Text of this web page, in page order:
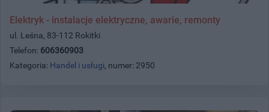
Elektryk - instalacje elektryczne, awarie, remonty
ul. Leśna, 83-112 Rokitki
Telefon: 606360903
Kategoria: Handel i usługi, numer: 2950